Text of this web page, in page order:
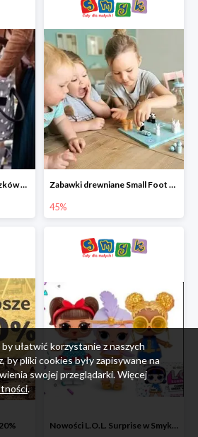
Torby i organizery do wózków w Smyku do -50% Zabawki drewniane Small Foot do -45%
45%
Nowości L.O.L. Surprise w Smyku do -45%
ułatwić korzystanie z naszych
by pliki cookies były zapisywane na
swojej przeglądarki. Więcej
.